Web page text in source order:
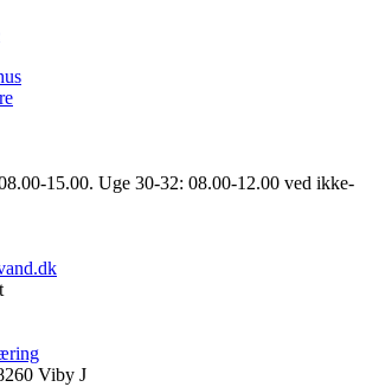
15.00. Uge 30-32: 08.00-12.00 ved ikke-
Viby J